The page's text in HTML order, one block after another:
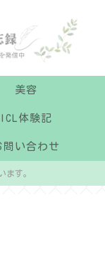
美容
ICL体験記
問い合わせ
ます。